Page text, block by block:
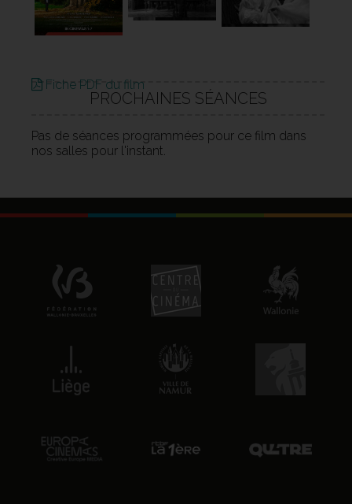
Fiche PDF du film
PROCHAINES SÉANCES
Pas de séances programmées pour ce film dans
nos salles pour l'instant.